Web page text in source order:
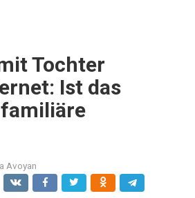
Tochter
Ist das
Avoyan